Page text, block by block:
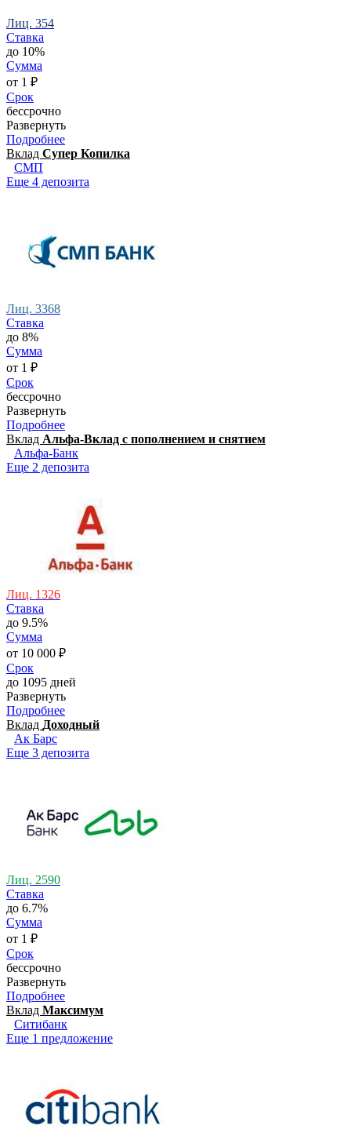
Лиц. 354
Ставка
до 10%
Сумма
от 1 ₽
Срок
бессрочно
Развернуть
Подробнее
Вклад Супер Копилка
СМП
Еще 4 депозита
Лиц. 3368
Ставка
до 8%
Сумма
от 1 ₽
Срок
бессрочно
Развернуть
Подробнее
Вклад Альфа-Вклад с пополнением и снятием
Альфа-Банк
Еще 2 депозита
Лиц. 1326
Ставка
до 9.5%
Сумма
от 10 000 ₽
Срок
до 1095 дней
Развернуть
Подробнее
Вклад Доходный
Ак Барс
Еще 3 депозита
Лиц. 2590
Ставка
до 6.7%
Сумма
от 1 ₽
Срок
бессрочно
Развернуть
Подробнее
Вклад Максимум
Ситибанк
Еще 1 предложение